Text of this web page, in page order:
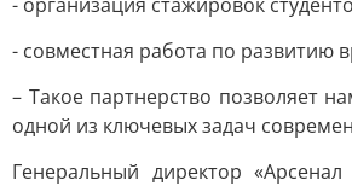
- совместная работа по развитию
– Такое партнерство позволяет
одной из ключевых задач
Генеральный директор